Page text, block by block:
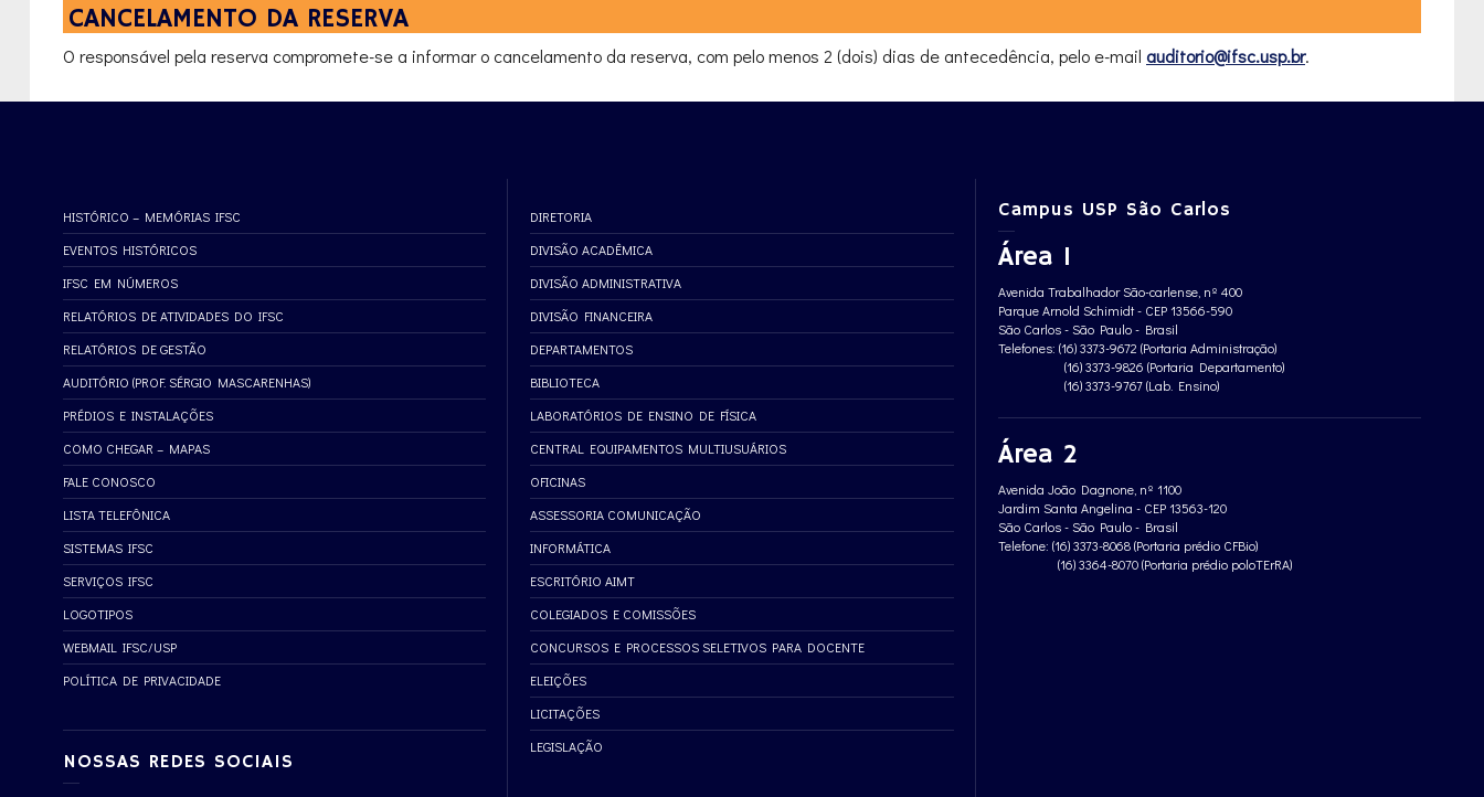
CANCELAMENTO DA RESERVA
O responsável pela reserva compromete-se a informar o cancelamento da reserva, com pelo menos 2 (dois) dias de antecedência, pelo e-mail auditorio@ifsc.usp.br.
HISTÓRICO – MEMÓRIAS IFSC
EVENTOS HISTÓRICOS
IFSC EM NÚMEROS
RELATÓRIOS DE ATIVIDADES DO IFSC
RELATÓRIOS DE GESTÃO
AUDITÓRIO (PROF. SÉRGIO MASCARENHAS)
PRÉDIOS E INSTALAÇÕES
COMO CHEGAR – MAPAS
FALE CONOSCO
LISTA TELEFÔNICA
SISTEMAS IFSC
SERVIÇOS IFSC
LOGOTIPOS
WEBMAIL IFSC/USP
POLÍTICA DE PRIVACIDADE
NOSSAS REDES SOCIAIS
DIRETORIA
DIVISÃO ACADÊMICA
DIVISÃO ADMINISTRATIVA
DIVISÃO FINANCEIRA
DEPARTAMENTOS
BIBLIOTECA
LABORATÓRIOS DE ENSINO DE FÍSICA
CENTRAL EQUIPAMENTOS MULTIUSUÁRIOS
OFICINAS
ASSESSORIA COMUNICAÇÃO
INFORMÁTICA
ESCRITÓRIO AIMT
COLEGIADOS E COMISSÕES
CONCURSOS E PROCESSOS SELETIVOS PARA DOCENTE
ELEIÇÕES
LICITAÇÕES
LEGISLAÇÃO
Campus USP São Carlos
Área 1
Avenida Trabalhador São-carlense, nº 400
Parque Arnold Schimidt - CEP 13566-590
São Carlos - São Paulo - Brasil
Telefones: (16) 3373-9672 (Portaria Administração)
(16) 3373-9826 (Portaria Departamento)
(16) 3373-9767 (Lab. Ensino)
Área 2
Avenida João Dagnone, nº 1100
Jardim Santa Angelina - CEP 13563-120
São Carlos - São Paulo - Brasil
Telefone: (16) 3373-8068 (Portaria prédio CFBio)
(16) 3364-8070 (Portaria prédio poloTErRA)